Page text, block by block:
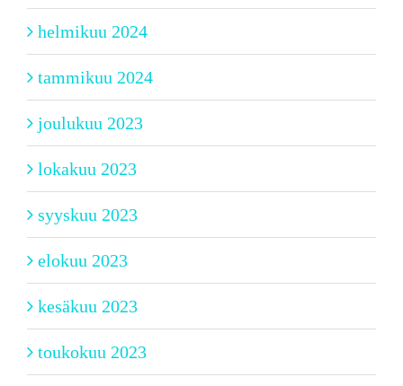
helmikuu 2024
tammikuu 2024
joulukuu 2023
lokakuu 2023
syyskuu 2023
elokuu 2023
kesäkuu 2023
toukokuu 2023